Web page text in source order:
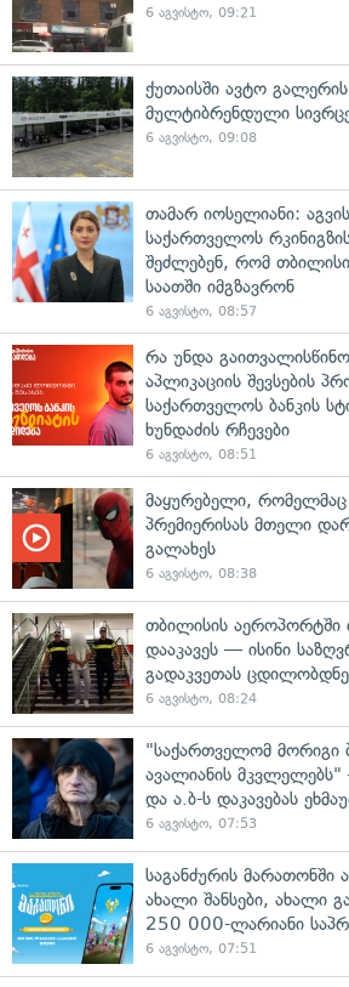
6 აგვისტო, 09:21
ქუთაისში ავტო
მულტიბრენდული სივრცე
6 აგვისტო, 09:08
თამარ იოსელიანი:
საქართველოს
შეძლებენ, რომ
საათში იმგზავრონ
6 აგვისტო, 08:57
რა უნდა
აპლიკაციის შევსების
საქართველოს ბანკის
ხუნდაძის რჩევები
6 აგვისტო, 08:51
მაყურებელი, რომელმაც
პრემიერისას მთელი
გალახეს
6 აგვისტო, 08:38
თბილისის აეროპორტში
დააკავეს — ისინი
გადაკვეთას
6 აგვისტო, 08:24
"საქართველომ
ავალიანის მკვლელებს"
და ა.ბ-ს დაკავებას
6 აგვისტო, 07:53
საგანძურის
ახალი შანსები, ახალი
250 000-ლარიანი
6 აგვისტო, 07:51